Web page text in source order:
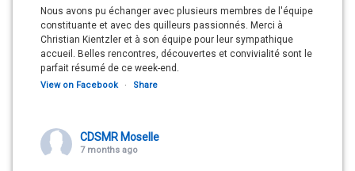
Nous avons pu échanger avec plusieurs membres de l'équipe
constituante et avec des quilleurs passionnés. Merci à
Christian Kientzler et à son équipe pour leur sympathique
accueil. Belles rencontres, découvertes et convivialité sont le
parfait résumé de ce week-end.
View on Facebook · Share
CDSMR Moselle
7 months ago